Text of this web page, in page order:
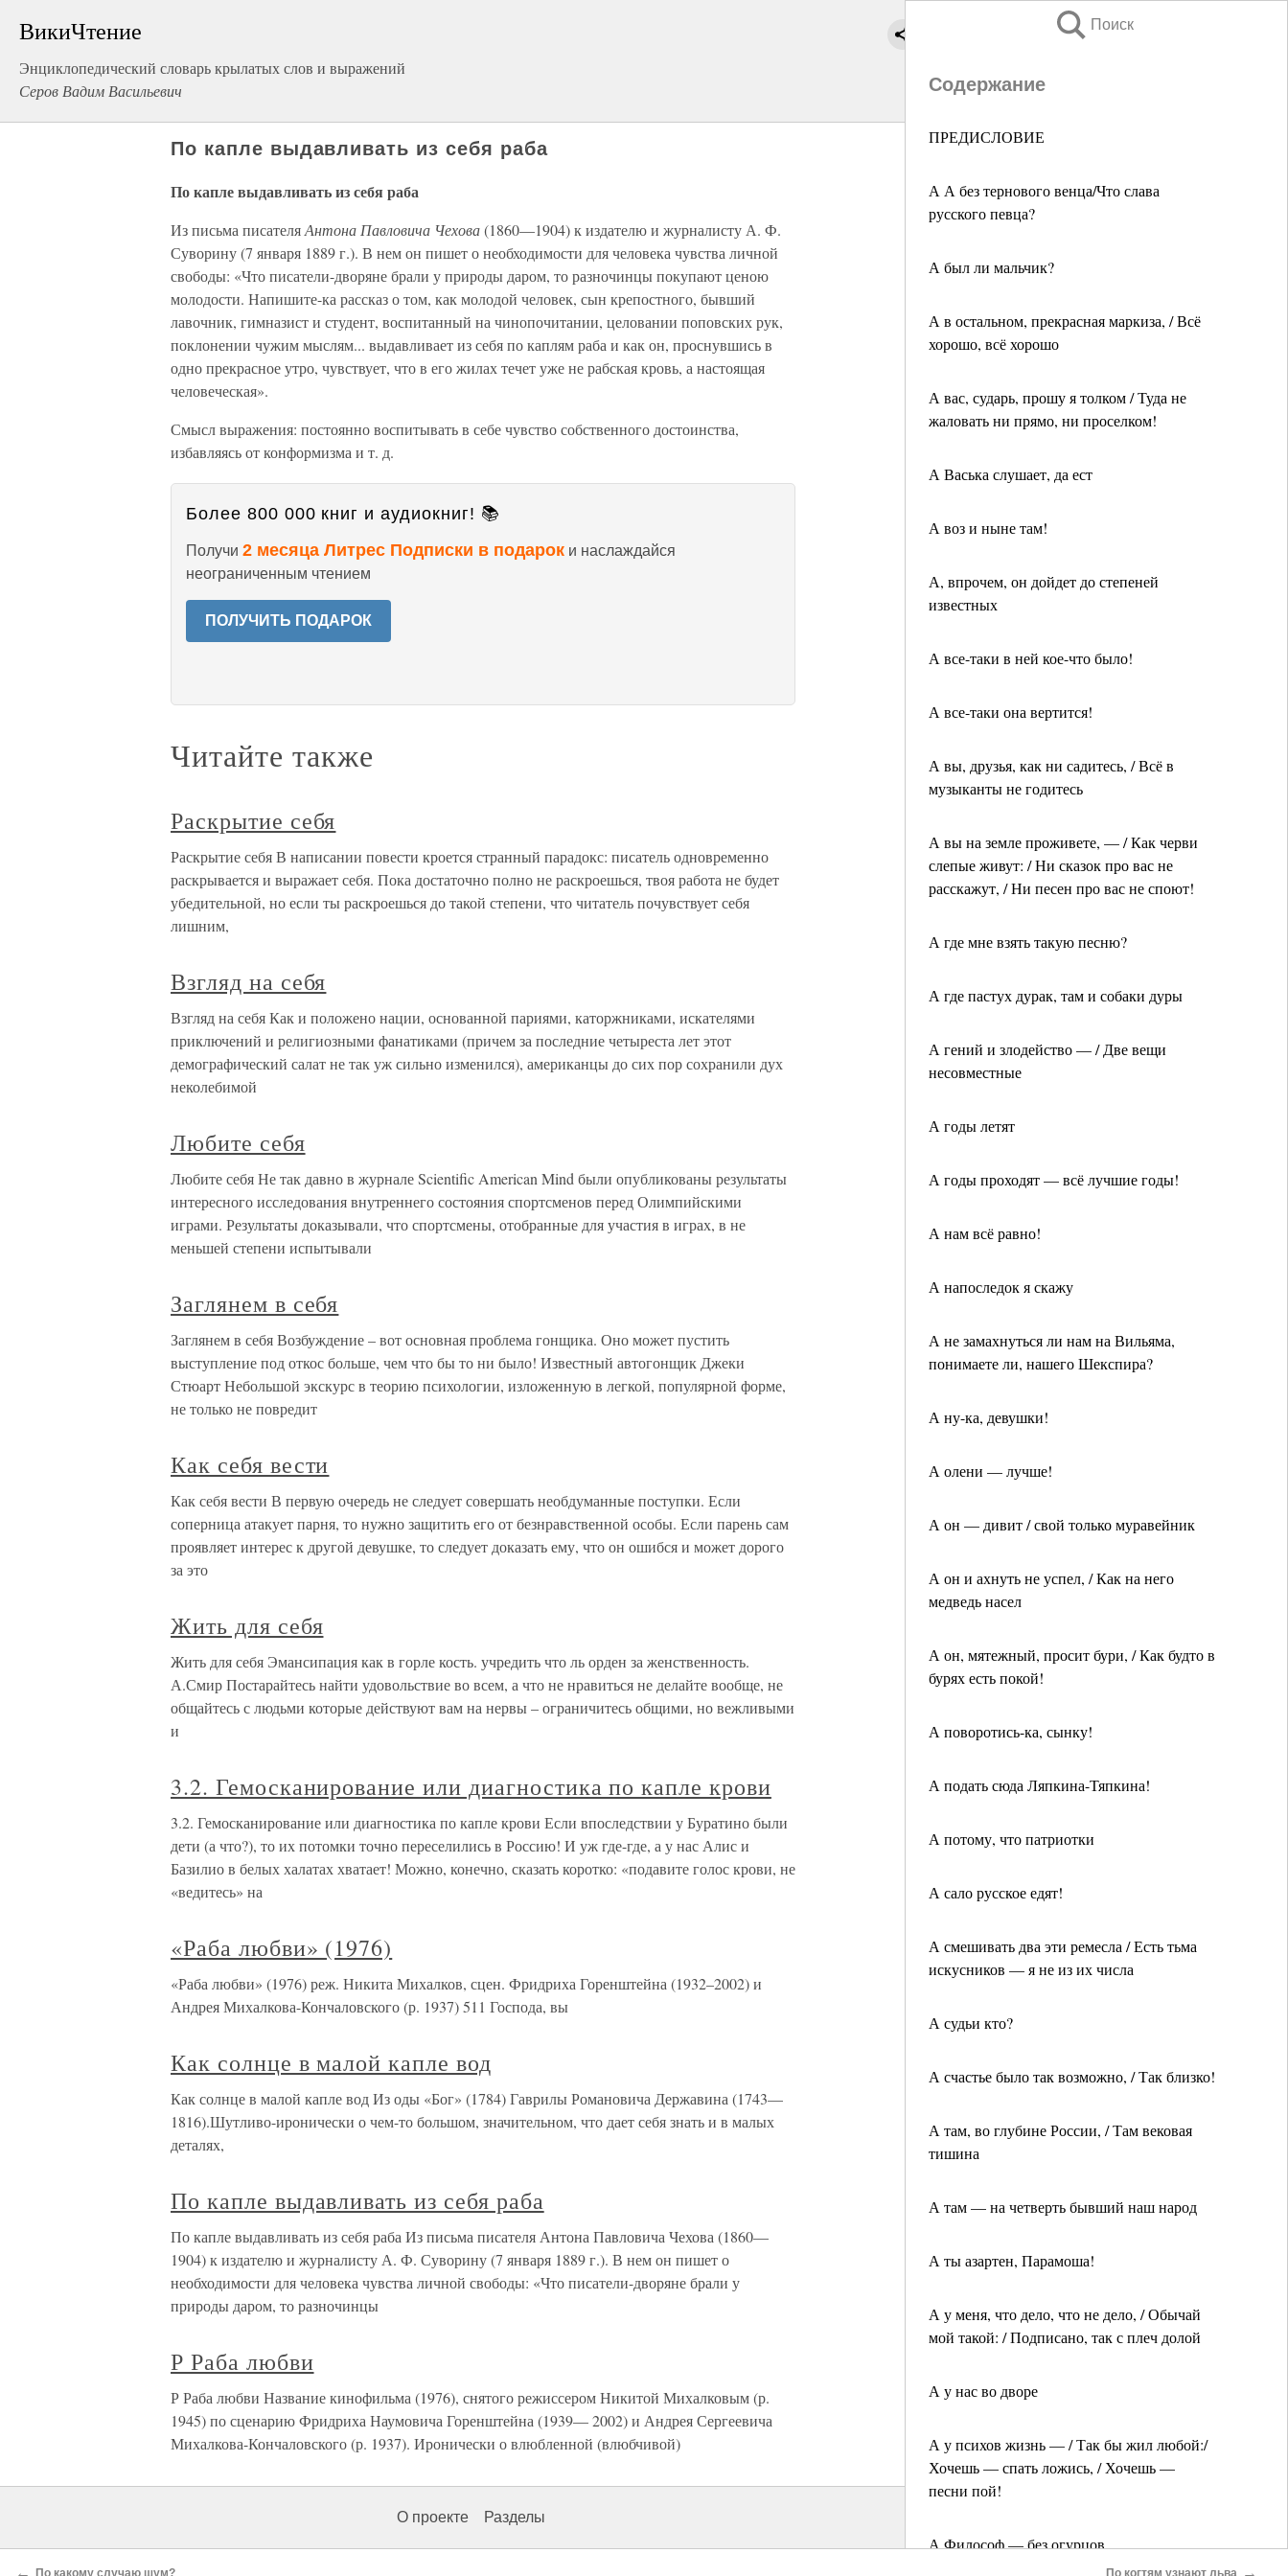
ВикиЧтение
Энциклопедический словарь крылатых слов и выражений
Серов Вадим Васильевич
Поиск
Содержание
ПРЕДИСЛОВИЕ
А А без тернового венца/Что слава
русского певца?
А был ли мальчик?
А в остальном, прекрасная маркиза, / Всё
хорошо, всё хорошо
А вас, сударь, прошу я толком / Туда не
жаловать ни прямо, ни проселком!
А Васька слушает, да ест
А воз и ныне там!
А, впрочем, он дойдет до степеней
известных
А все-таки в ней кое-что было!
А все-таки она вертится!
А вы, друзья, как ни садитесь, / Всё в
музыканты не годитесь
А вы на земле проживете, — / Как черви
слепые живут: / Ни сказок про вас не
расскажут, / Ни песен про вас не споют!
А где мне взять такую песню?
А где пастух дурак, там и собаки дуры
А гений и злодейство — / Две вещи
несовместные
А годы летят
А годы проходят — всё лучшие годы!
А нам всё равно!
А напоследок я скажу
А не замахнуться ли нам на Вильяма,
понимаете ли, нашего Шекспира?
А ну-ка, девушки!
А олени — лучше!
А он — дивит / свой только муравейник
А он и ахнуть не успел, / Как на него
медведь насел
А он, мятежный, просит бури, / Как будто в
бурях есть покой!
А поворотись-ка, сынку!
А подать сюда Ляпкина-Тяпкина!
А потому, что патриотки
А сало русское едят!
А смешивать два эти ремесла / Есть тьма
искусников — я не из их числа
А судьи кто?
А счастье было так возможно, / Так близко!
А там, во глубине России, / Там вековая
тишина
А там — на четверть бывший наш народ
А ты азартен, Парамоша!
А у меня, что дело, что не дело, / Обычай
мой такой: / Подписано, так с плеч долой
А у нас во дворе
А у психов жизнь — / Так бы жил любой:/
Хочешь — спать ложись, / Хочешь —
песни пой!
А Философ — без огурцов
По капле выдавливать из себя раба
По капле выдавливать из себя раба
Из письма писателяАнтона Павловича Чехова(1860—1904) к издателю и журналисту А. Ф.
Суворину (7 января 1889 г.). В нем он пишет о необходимости для человека чувства личной
свободы: «Что писатели-дворяне брали у природы даром, то разночинцы покупают ценою
молодости. Напишите-ка рассказ о том, как молодой человек, сын крепостного, бывший
лавочник, гимназист и студент, воспитанный на чинопочитании, целовании поповских рук,
поклонении чужим мыслям... выдавливает из себя по каплям раба и как он, проснувшись в
одно прекрасное утро, чувствует, что в его жилах течет уже не рабская кровь, а настоящая
человеческая».
Смысл выражения: постоянно воспитывать в себе чувство собственного достоинства,
избавляясь от конформизма и т. д.
Более 800 000 книг и аудиокниг! 📚
Получи 2 месяца Литрес Подписки в подарок и наслаждайся
неограниченным чтением
ПОЛУЧИТЬ ПОДАРОК
Читайте также
Раскрытие себя
Раскрытие себя В написании повести кроется странный парадокс: писатель одновременно
раскрывается и выражает себя. Пока достаточно полно не раскроешься, твоя работа не будет
убедительной, но если ты раскроешься до такой степени, что читатель почувствует себя
лишним,
Взгляд на себя
Взгляд на себя Как и положено нации, основанной париями, каторжниками, искателями
приключений и религиозными фанатиками (причем за последние четыреста лет этот
демографический салат не так уж сильно изменился), американцы до сих пор сохранили дух
неколебимой
Любите себя
Любите себя Не так давно в журнале Scientific American Mind были опубликованы результаты
интересного исследования внутреннего состояния спортсменов перед Олимпийскими
играми. Результаты доказывали, что спортсмены, отобранные для участия в играх, в не
меньшей степени испытывали
Заглянем в себя
Заглянем в себя Возбуждение – вот основная проблема гонщика. Оно может пустить
выступление под откос больше, чем что бы то ни было! Известный автогонщик Джеки
Стюарт Небольшой экскурс в теорию психологии, изложенную в легкой, популярной форме,
не только не повредит
Как себя вести
Как себя вести В первую очередь не следует совершать необдуманные поступки. Если
соперница атакует парня, то нужно защитить его от безнравственной особы. Если парень сам
проявляет интерес к другой девушке, то следует доказать ему, что он ошибся и может дорого
за это
Жить для себя
Жить для себя Эмансипация как в горле кость. учредить что ль орден за женственность.
А.Смир Постарайтесь найти удовольствие во всем, а что не нравиться не делайте вообще, не
общайтесь с людьми которые действуют вам на нервы – ограничитесь общими, но вежливыми
и
3.2. Гемосканирование или диагностика по капле крови
3.2. Гемосканирование или диагностика по капле крови Если впоследствии у Буратино были
дети (а что?), то их потомки точно переселились в Россию! И уж где-где, а у нас Алис и
Базилио в белых халатах хватает! Можно, конечно, сказать коротко: «подавите голос крови, не
«ведитесь» на
«Раба любви» (1976)
«Раба любви» (1976) реж. Никита Михалков, сцен. Фридриха Горенштейна (1932–2002) и
Андрея Михалкова-Кончаловского (р. 1937) 511 Господа, вы
Как солнце в малой капле вод
Как солнце в малой капле вод Из оды «Бог» (1784) Гаврилы Романовича Державина (1743—
1816).Шутливо-иронически о чем-то большом, значительном, что дает себя знать и в малых
деталях,
По капле выдавливать из себя раба
По капле выдавливать из себя раба Из письма писателя Антона Павловича Чехова (1860—
1904) к издателю и журналисту А. Ф. Суворину (7 января 1889 г.). В нем он пишет о
необходимости для человека чувства личной свободы: «Что писатели-дворяне брали у
природы даром, то разночинцы
Р Раба любви
Р Раба любви Название кинофильма (1976), снятого режиссером Никитой Михалковым (р.
1945) по сценарию Фридриха Наумовича Горенштейна (1939— 2002) и Андрея Сергеевича
Михалкова-Кончаловского (р. 1937). Иронически о влюбленной (влюбчивой)
О проекте Разделы
← По какому случаю шум? По когтям узнают льва →